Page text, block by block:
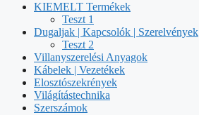
KIEMELT Termékek
Teszt 1
Dugaljak | Kapcsolók | Szerelvények
Teszt 2
Villanyszerelési Anyagok
Kábelek | Vezetékek
Elosztószekrények
Világítástechnika
Szerszámok